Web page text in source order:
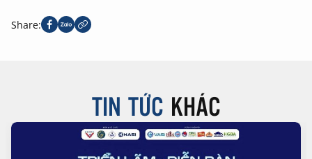
Share:
TIN TỨC KHÁC